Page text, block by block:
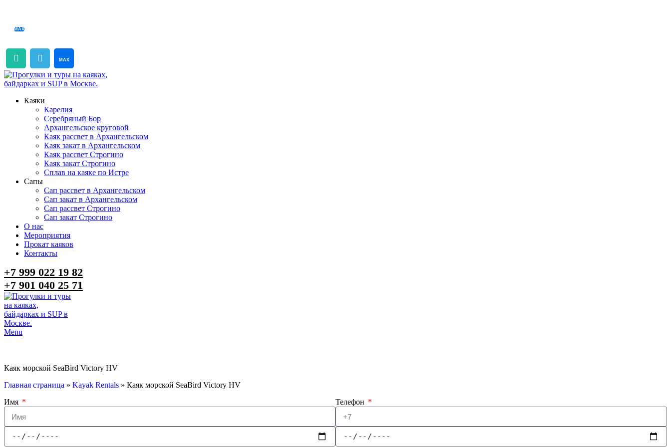
Каяки
Карелия
Серебряный Бор
Архангельское круговой
Каяк рассвет в Архангельском
Каяк закат в Архангельском
Каяк рассвет Строгино
Каяк закат Строгино
Сплав на каяке по Истре
Сапы
Сап рассвет в Архангельском
Сап закат в Архангельском
Сап рассвет Строгино
Сап закат Строгино
О нас
Мероприятия
Прокат каяков
Контакты
+7 999 022 19 82
+7 901 040 25 71
Menu
Каяк морской SeaBird Victory HV
Главная страница » Kayak Rentals » Каяк морской SeaBird Victory HV
Имя
Телефон